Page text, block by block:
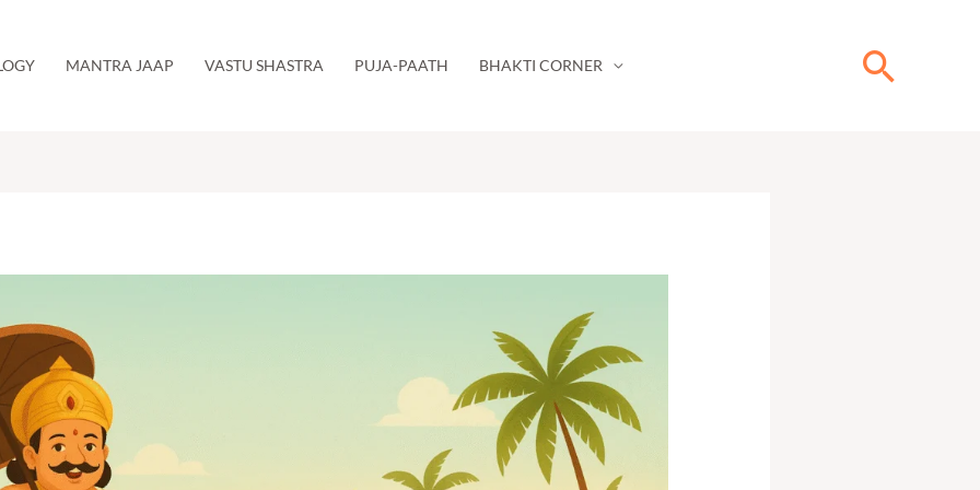
MANTRA JAAP VASTU SHASTRA PUJA-PAATH BHAKTI CORNER